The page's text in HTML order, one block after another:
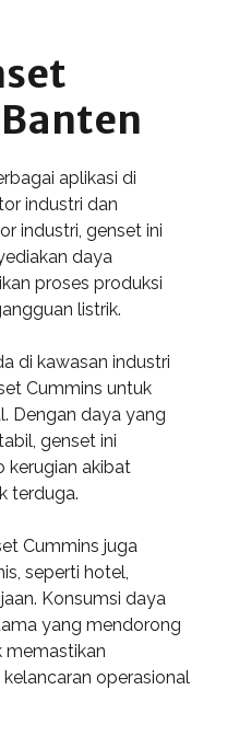
aplikasi di
industri dan
industri, genset ini
daya
proses produksi
listrik.
di kawasan industri
Cummins untuk
Dengan daya yang
genset ini
kerugian akibat
terduga.
Cummins juga
seperti hotel,
Konsumsi daya
yang mendorong
memastikan
operasional